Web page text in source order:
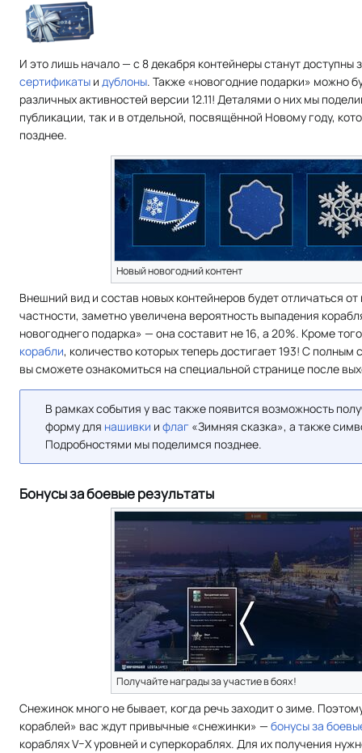
И это лишь начало — с 8 декабря контейнеры станут доступны
сертификаты и дублоны. Также «новогодние подарки» можно
различных активностей версии 12.11! Деталями о них мы
публикации, так и в отдельной, посвящённой Новому году,
позднее.
Новый новогодний контент
Внешний вид и состав новых контейнеров будет отличаться
частности, заметно увеличена вероятность выпадения
новогоднего подарка» — она составит не 16, а 20%. Кроме
корабли, количество которых теперь достигает 193! С полным
вы сможете ознакомиться на специальной странице после
В рамках события у вас также появится возможность
форму для нашивки и флаг «Зимняя сказка», а также
Подробностями мы поделимся позднее.
Бонусы за боевые результаты
Получайте награды за участие в боях!
Снежинок много не бывает, когда речь заходит о зиме.
кораблей» вас ждут привычные «снежинки» — бонусы за
кораблях V–X уровней и суперкораблях. Для их получения